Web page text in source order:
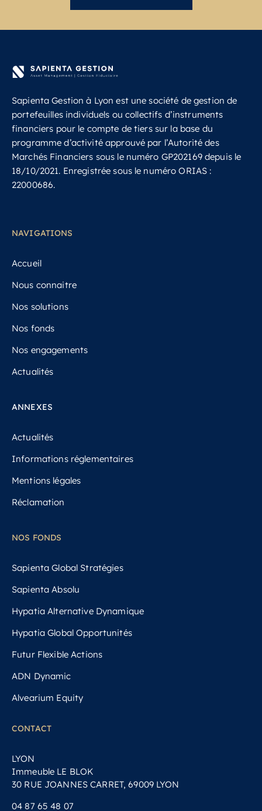
Sapienta Gestion à Lyon est une société de gestion de
portefeuilles individuels ou collectifs d’instruments
financiers pour le compte de tiers sur la base du
programme d’activité approuvé par l’Autorité des
Marchés Financiers sous le numéro GP202169 depuis le
18/10/2021. Enregistrée sous le numéro ORIAS :
22000686.
NAVIGATIONS
Accueil
Nous connaitre
Nos solutions
Nos fonds
Nos engagements
Actualités
ANNEXES
Actualités
Informations réglementaires
Mentions légales
Réclamation
NOS FONDS
Sapienta Global Stratégies
Sapienta Absolu
Hypatia Alternative Dynamique
Hypatia Global Opportunités
Futur Flexible Actions
ADN Dynamic
Alvearium Equity
CONTACT
LYON
Immeuble LE BLOK
30 RUE JOANNES CARRET, 69009 LYON
04 87 65 48 07